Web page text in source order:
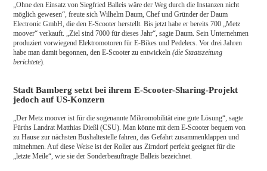
„Ohne den Einsatz von Siegfried Balleis wäre der Weg durch die Instanzen nicht
möglich gewesen“, freute sich Wilhelm Daum, Chef und Gründer der Daum
Electronic GmbH, die den E-Scooter herstellt. Bis jetzt habe er bereits 700 „Metz
moover“ verkauft. „Ziel sind 7000 für dieses Jahr“, sagte Daum. Sein Unternehmen
produziert vorwiegend Elektromotoren für E-Bikes und Pedelecs. Vor drei Jahren
habe man damit begonnen, den E-Scooter zu entwickeln(die Staatszeitung
berichtete).
Stadt Bamberg setzt bei ihrem E-Scooter-Sharing-Projekt
jedoch auf US-Konzern
„Der Metz moover ist für die sogenannte Mikromobilität eine gute Lösung“, sagte
Fürths Landrat Matthias Dießl (CSU). Man könne mit dem E-Scooter bequem von
zu Hause zur nächsten Bushaltestelle fahren, das Gefährt zusammenklappen und
mitnehmen. Auf diese Weise ist der Roller aus Zirndorf perfekt geeignet für die
„letzte Meile“, wie sie der Sonderbeauftragte Balleis bezeichnet.